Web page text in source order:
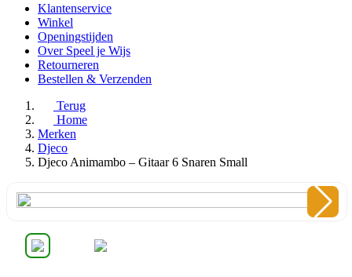
Klantenservice
Winkel
Openingstijden
Over Speel je Wijs
Retourneren
Bestellen & Verzenden
Terug
Home
Merken
Djeco
Djeco Animambo – Gitaar 6 Snaren Small